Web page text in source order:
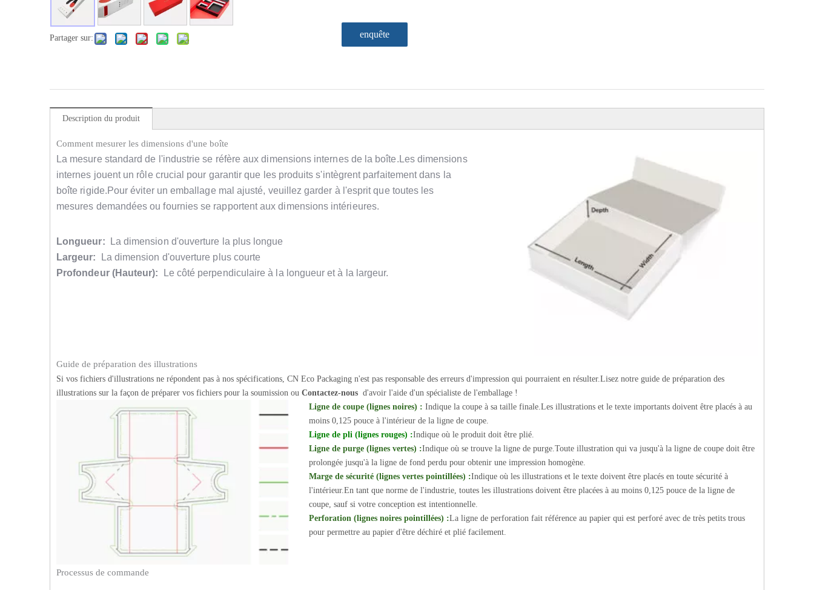
Partager sur: enquête
Description du produit
Comment mesurer les dimensions d'une boîte
La mesure standard de l'industrie se réfère aux dimensions internes de la boîte.Les dimensions
internes jouent un rôle crucial pour garantir que les produits s'intègrent parfaitement dans la
boîte rigide.Pour éviter un emballage mal ajusté, veuillez garder à l'esprit que toutes les
mesures demandées ou fournies se rapportent aux dimensions intérieures.
Longueur: La dimension d'ouverture la plus longue
Largeur:
La dimension d'ouverture plus courte
Profondeur (Hauteur): Le côté perpendiculaire à la longueur et à la largeur.
Guide de préparation des illustrations
Si vos fichiers d'illustrations ne répondent pas à nos spécifications, CN Eco Packaging n'est pas responsable des erreurs d'impression qui pourraient en résulter.Lisez notre guide de préparation des
illustrations sur la façon de préparer vos fichiers pour la soumission ou Contactez-nous d'avoir l'aide d'un spécialiste de l'emballage !
Ligne de coupe (lignes noires) : Indique la coupe à sa taille finale.Les illustrations et le texte importants doivent être placés à au
moins 0,125 pouce à l'intérieur de la ligne de coupe.
Ligne de pli (lignes rouges) :Indique où le produit doit être plié.
Ligne de purge (lignes vertes) :Indique où se trouve la ligne de purge.Toute illustration qui va jusqu'à la ligne de coupe doit être
prolongée jusqu'à la ligne de fond perdu pour obtenir une impression homogène.
Marge de sécurité (lignes vertes pointillées) :Indique où les illustrations et le texte doivent être placés en toute sécurité à
l'intérieur.En tant que norme de l'industrie, toutes les illustrations doivent être placées à au moins 0,125 pouce de la ligne de
coupe, sauf si votre conception est intentionnelle.
Perforation (lignes noires pointillées) :La ligne de perforation fait référence au papier qui est perforé avec de très petits trous
pour permettre au papier d'être déchiré et plié facilement.
Processus de commande